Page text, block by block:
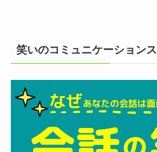
笑いのコミュニケーション